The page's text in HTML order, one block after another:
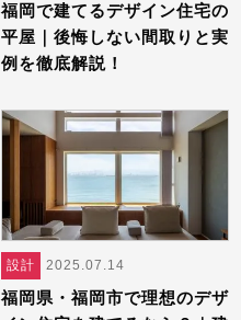
福岡で建てるデザイン住宅の
平屋｜後悔しない間取りと実
例を徹底解説！
設計 2025.07.14
福岡県・福岡市で理想のデザ